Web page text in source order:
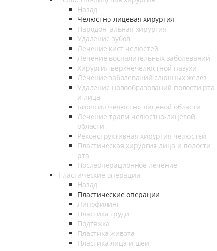
Назад
Челюстно-лицевая хирургия
Пародонтальная хирургия
Удаление зубов
Лечение кист челюстей
Лечение воспалительных заболеваний
Хирургия верхнечелюстной пазухи
Лечение заболеваний слюнных желез
Удаление новообразований полости рта
и лица
Биопсия челюстно-лицевой области
Лечение травм челюстно-лицевой
области
Реконструктивная хирургия челюстей
Пластическая хирургия лица и полости
рта
Послеоперационное лечение
Пластические операции
Назад
Пластические операции
Липофилинг
Пластика груди
Подтяжка
Пластика живота
Пластика лица и шеи